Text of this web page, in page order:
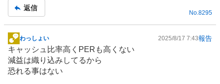
返信
No.8295
掲
示
板
記
わっしょい 2025/8/17 7:43報告
キャッシュ比率高くPERも高くない
減益は織り込みしてるから
恐れる事はない